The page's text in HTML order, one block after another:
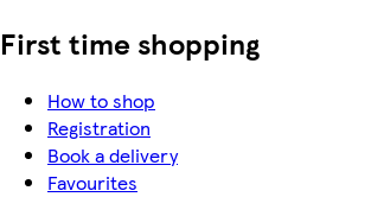
First time shopping
How to shop
Registration
Book a delivery
Favourites